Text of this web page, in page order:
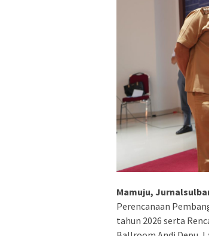
Mamuju,
Perencanaan
tahun 2026 serta